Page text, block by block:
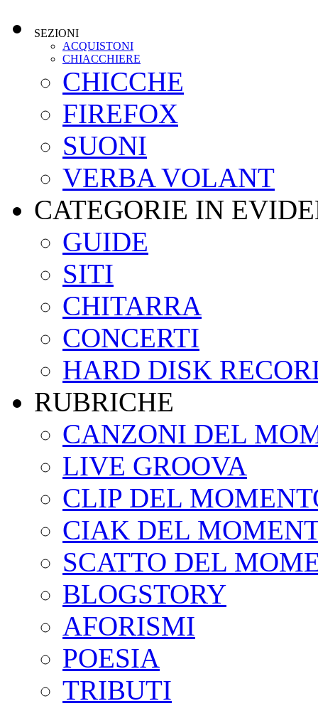
SEZIONI
ACQUISTONI
CHIACCHIERE
CHICCHE
FIREFOX
SUONI
VERBA VOLANT
CATEGORIE IN
GUIDE
SITI
CHITARRA
CONCERTI
HARD DISK
RUBRICHE
CANZONI DEL
LIVE GROOVA
CLIP DEL
CIAK DEL
SCATTO DEL
BLOGSTORY
AFORISMI
POESIA
TRIBUTI